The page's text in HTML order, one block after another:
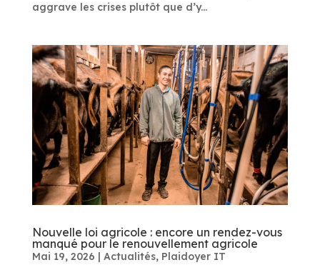
aggrave les crises plutôt que d’y...
Nouvelle loi agricole : encore un rendez-vous
manqué pour le renouvellement agricole
Mai 19, 2026 | Actualités, Plaidoyer IT